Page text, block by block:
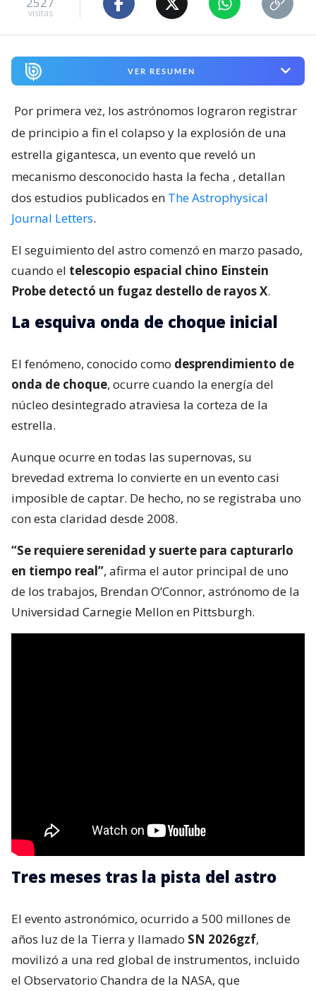
visitas
VER RESUMEN
Por primera vez, los astrónomos lograron registrar
de principio a fin el colapso y la explosión de una
estrella gigantesca, un evento que reveló un
mecanismo desconocido hasta la fecha , detallan
dos estudios publicados en The Astrophysical
Journal Letters.
El seguimiento del astro comenzó en marzo pasado,
cuando el telescopio espacial chino Einstein
Probe detectó un fugaz destello de rayos X.
La esquiva onda de choque inicial
El fenómeno, conocido como desprendimiento de
onda de choque, ocurre cuando la energía del
núcleo desintegrado atraviesa la corteza de la
estrella.
Aunque ocurre en todas las supernovas, su
brevedad extrema lo convierte en un evento casi
imposible de captar. De hecho, no se registraba uno
con esta claridad desde 2008.
“Se requiere serenidad y suerte para capturarlo
en tiempo real”, afirma el autor principal de uno
de los trabajos, Brendan O’Connor, astrónomo de la
Universidad Carnegie Mellon en Pittsburgh.
Tres meses tras la pista del astro
El evento astronómico, ocurrido a 500 millones de
años luz de la Tierra y llamado SN 2026gzf,
movilizó a una red global de instrumentos, incluido
el Observatorio Chandra de la NASA, que